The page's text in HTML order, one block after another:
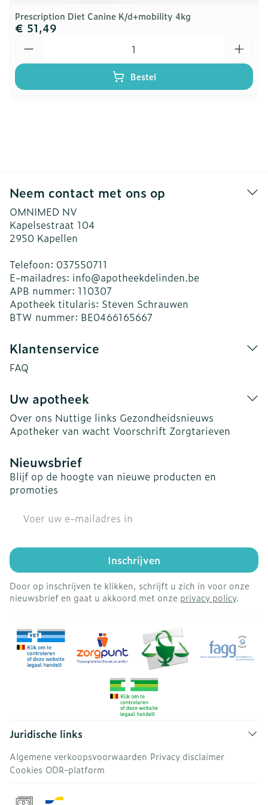
Prescription Diet Canine K/d+mobility 4kg
€ 51,49
Bestel
Neem contact met ons op
OMNIMED NV
Kapelsestraat 104
2950 Kapellen
Telefoon: 037550711
E-mailadres: info@apotheekdelinden.be
APB nummer: 110307
Apotheek titularis: Steven Schrauwen
BTW nummer: BE0466165667
Klantenservice
FAQ
Uw apotheek
Over ons Nuttige links Gezondheidsnieuws
Apotheker van wacht Voorschrift Zorgtarieven
Nieuwsbrief
Blijf op de hoogte van nieuwe producten en
promoties
Inschrijven
Door op inschrijven te klikken, schrijft u zich in voor onze
nieuwsbrief en gaat u akkoord met onze privacy policy.
Juridische links
Algemene verkoopsvoorwaarden Privacy disclaimer
Cookies ODR-platform